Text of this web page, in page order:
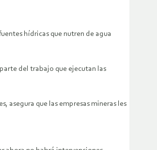
hídricas que nutren de agua
del trabajo que ejecutan las
asegura que las empresas mineras les